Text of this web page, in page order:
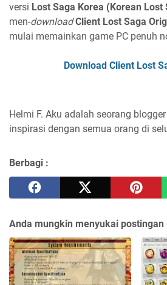
versi Lost Saga Korea (Korean Lost
men-download Client Lost Saga
mulai memainkan game PC penuh
Download Client Lost
Helmi F. Aku adalah seorang
inspirasi dengan semua orang di
Berbagi :
Anda mungkin menyukai postingan